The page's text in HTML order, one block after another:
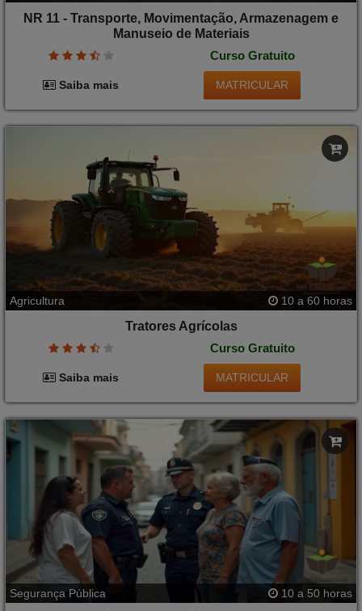
NR 11 - Transporte, Movimentação, Armazenagem e
Manuseio de Materiais
Curso Gratuito
Saiba mais MATRICULAR
Agricultura 10 a 60 horas
Tratores Agrícolas
Curso Gratuito
Saiba mais MATRICULAR
Segurança Pública 10 a 50 horas